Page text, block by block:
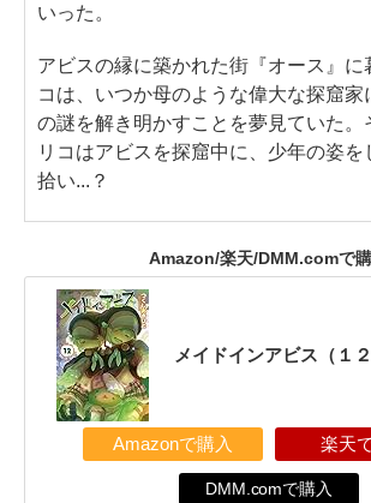
いった。
アビスの縁に築かれた街『オース』に
コは、いつか母のような偉大な探窟家
の謎を解き明かすことを夢見ていた。
リコはアビスを探窟中に、少年の姿を
拾い...？
Amazon/楽天/DMM.comで
メイドインアビス（１２
Amazonで購入 楽天
DMM.comで購入